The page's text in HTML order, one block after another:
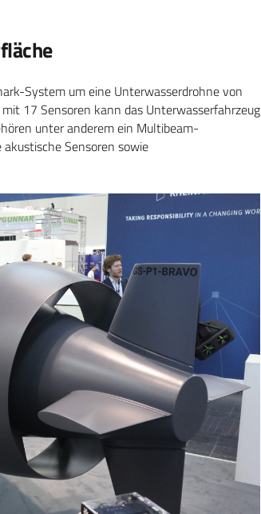
System um eine Unterwasserdrohne von
17 Sensoren kann das Unterwasserfahrzeug
unter anderem ein Multibeam-
Sensoren sowie